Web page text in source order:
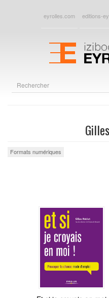
eyrolles.com editions-
Formats numériques